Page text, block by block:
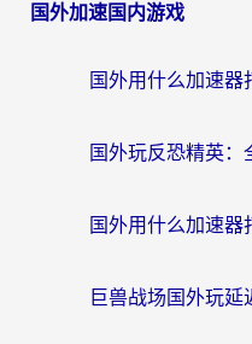
国外加速国内游戏